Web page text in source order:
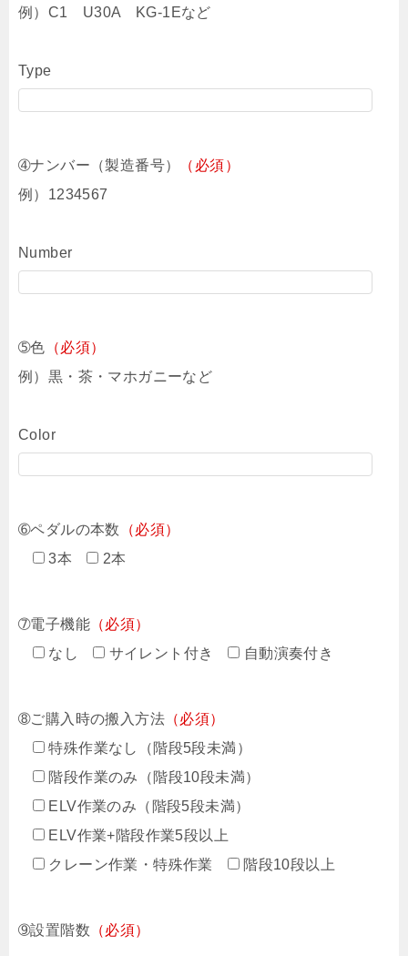
例）C1 U30A KG-1Eなど
Type
➃ナンバー（製造番号）
（必須）
例）1234567
Number
➄色 （必須）
例）黒・茶・マホガニーなど
Color
➅ペダルの本数
（必須）
3本
2本
➆電子機能 （必須）
なし
サイレント付き 自動演奏付き
➇ご購入時の搬入方法 （必須）
特殊作業なし（階段5段未満）
階段作業のみ（階段10段未満）
ELV作業のみ（階段5段未満）
ELV作業+階段作業5段以上
クレーン作業・特殊作業
階段10段以上
➈設置階数 （必須）